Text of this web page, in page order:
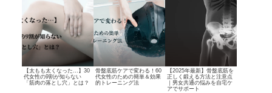
【太もも太くなった…】30
代女性の9割が知らない
「筋肉の落とし穴」とは？
骨盤底筋ケアで変わる！60
代女性のための簡単＆効果
的 トレーニング法
【2025年最新】骨盤底筋を
正しく鍛える方法と注意点
｜ 男女共通の悩みを自宅ケ
アでサポート